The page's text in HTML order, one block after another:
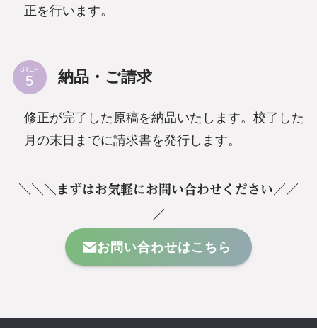
正を行います。
STEP 納品・ご請求
修正が完了した原稿を納品いたします。校了した
月の末日までに請求書を発行します。
＼＼＼まずはお気軽にお問い合わせください／／
／
お問い合わせはこちら